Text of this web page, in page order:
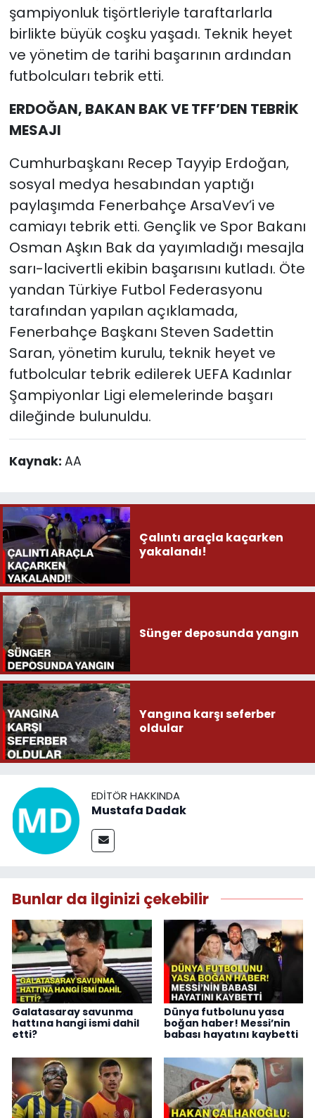
şampiyonluk tişörtleriyle taraftarlarla
birlikte büyük coşku yaşadı. Teknik heyet
ve yönetim de tarihi başarının ardından
futbolcuları tebrik etti.
ERDOĞAN, BAKAN BAK VE TFF’DEN TEBRİK
MESAJI
Cumhurbaşkanı Recep Tayyip Erdoğan,
sosyal medya hesabından yaptığı
paylaşımda Fenerbahçe ArsaVev’i ve
camiayı tebrik etti. Gençlik ve Spor Bakanı
Osman Aşkın Bak da yayımladığı mesajla
sarı-lacivertli ekibin başarısını kutladı. Öte
yandan Türkiye Futbol Federasyonu
tarafından yapılan açıklamada,
Fenerbahçe Başkanı Steven Sadettin
Saran, yönetim kurulu, teknik heyet ve
futbolcular tebrik edilerek UEFA Kadınlar
Şampiyonlar Ligi elemelerinde başarı
dileğinde bulunuldu.
Kaynak: AA
Çalıntı araçla kaçarken
yakalandı!
Sünger deposunda yangın
Yangına karşı seferber
oldular
EDITÖR HAKKINDA
Mustafa Dadak
Bunlar da ilginizi çekebilir
Galatasaray savunma
hattına hangi ismi dahil
etti?
Dünya futbolunu yasa
boğan haber! Messi’nin
babası hayatını kaybetti